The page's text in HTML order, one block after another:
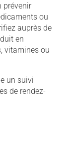
prévenir
ou
auprès de
en
vitamines ou
un suivi
de rendez-